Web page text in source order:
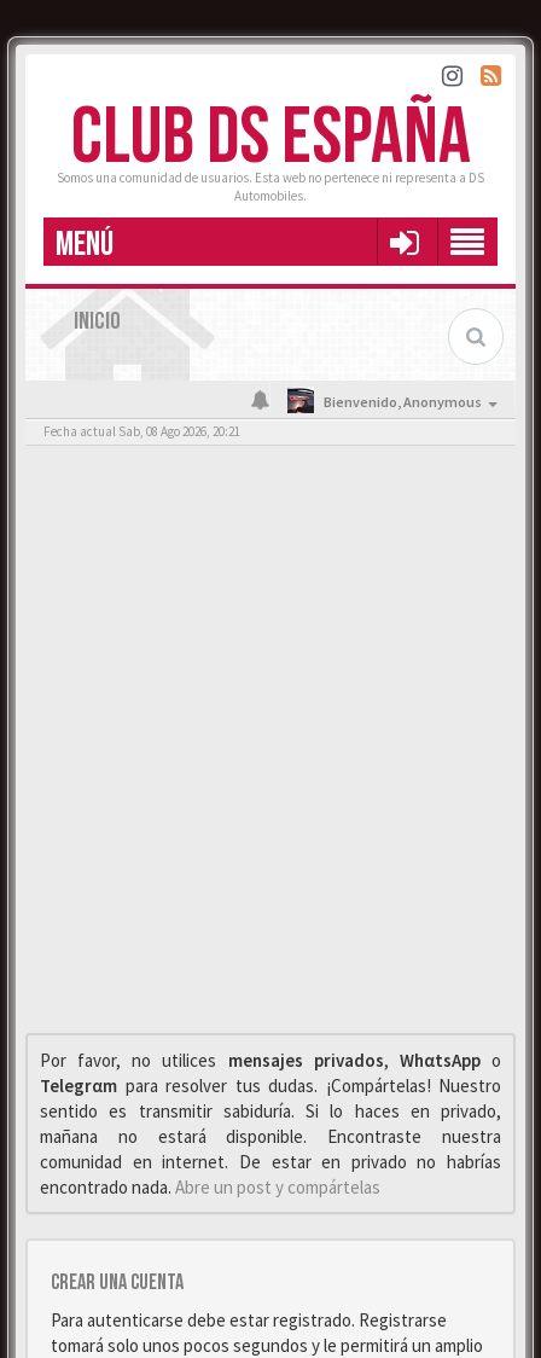
CLUB DS ESPAÑA
Somos una comunidad de usuarios. Esta web no pertenece ni representa a DS
Automobiles.
MENÚ
INICIO
Bienvenido,Anonymous
Fecha actual Sab, 08 Ago 2026, 20:21
Por favor, no utilices mensajes privados, WhαtsAppo
Telegrαm para resolver tus dudas. ¡Compártelas! Nuestro
sentido es transmitir sabiduría. Si lo haces en privado,
mañana no estará disponible. Encontraste nuestra
comunidad en internet. De estar en privado no habrías
encontrado nada. Abre un post y compártelas
Crear una cuenta
Para autenticarse debe estar registrado. Registrarse
tomará solo unos pocos segundos y le permitirá un amplio